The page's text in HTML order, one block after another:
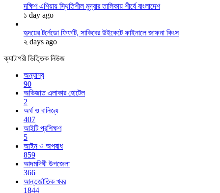
দক্ষিণ এশিয়ায় স্থিতিশীল মুদ্রার তালিকায় শীর্ষে বাংলাদেশ
১ day ago
হৃদয়ের টর্নেডো ফিফটি, সাকিবের উইকেটে ফাইনালে জাফনা কিংস
২ days ago
ক্যাটাগরী ভিত্তিক নিউজ
অন্যান্য
90
অভিজাত এলাকার হোটেল
2
অর্থ ও বানিজ্য
407
আইটি প্রশিক্ষণ
5
আইন ও অপরাধ
859
আদমদিঘী উপজেলা
366
আন্তর্জাতিক খবর
1844